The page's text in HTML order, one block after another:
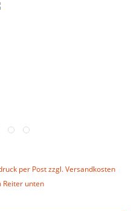
per Post zzgl. Versandkosten
Reiter unten